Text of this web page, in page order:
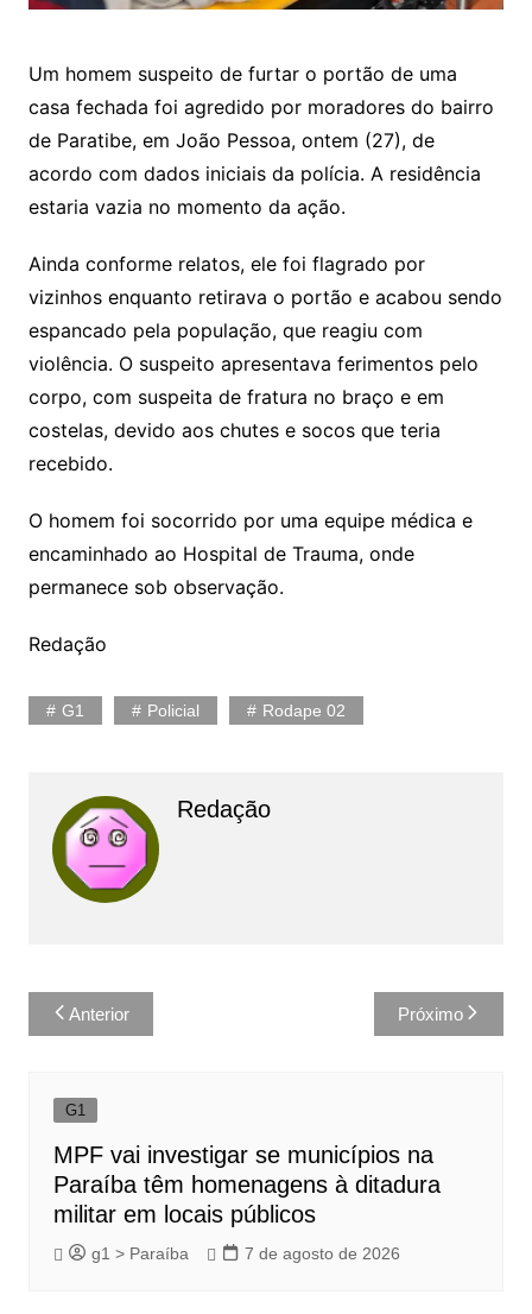
Um homem suspeito de furtar o portão de uma
casa fechada foi agredido por moradores do bairro
de Paratibe, em João Pessoa, ontem (27), de
acordo com dados iniciais da polícia. A residência
estaria vazia no momento da ação.
Ainda conforme relatos, ele foi flagrado por
vizinhos enquanto retirava o portão e acabou sendo
espancado pela população, que reagiu com
violência. O suspeito apresentava ferimentos pelo
corpo, com suspeita de fratura no braço e em
costelas, devido aos chutes e socos que teria
recebido.
O homem foi socorrido por uma equipe médica e
encaminhado ao Hospital de Trauma, onde
permanece sob observação.
Redação
G1 Policial Rodape 02
Redação
Navegação
de
Anterior Próximo
G1
MPF vai investigar se municípios na
Paraíba têm homenagens à ditadura
militar em locais públicos
g1 > Paraíba 7 de agosto de 2026